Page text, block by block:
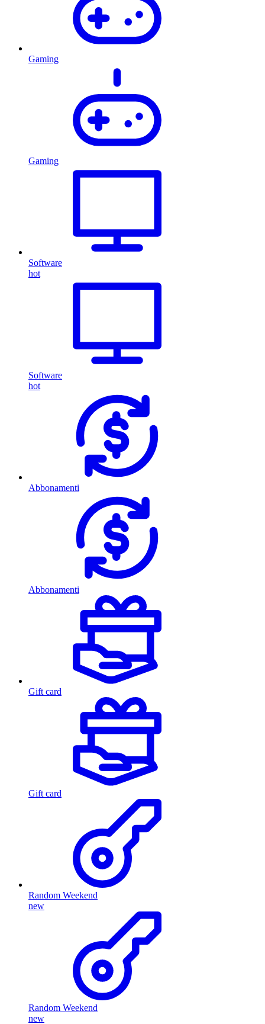
Gaming
Gaming
Software
hot
Software
hot
Abbonamenti
Abbonamenti
Gift card
Gift card
Random Weekend
new
Random Weekend
new